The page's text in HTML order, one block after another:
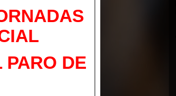
PARO DE